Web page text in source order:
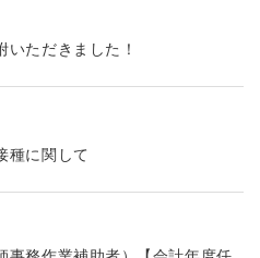
いただきました！
種に関して